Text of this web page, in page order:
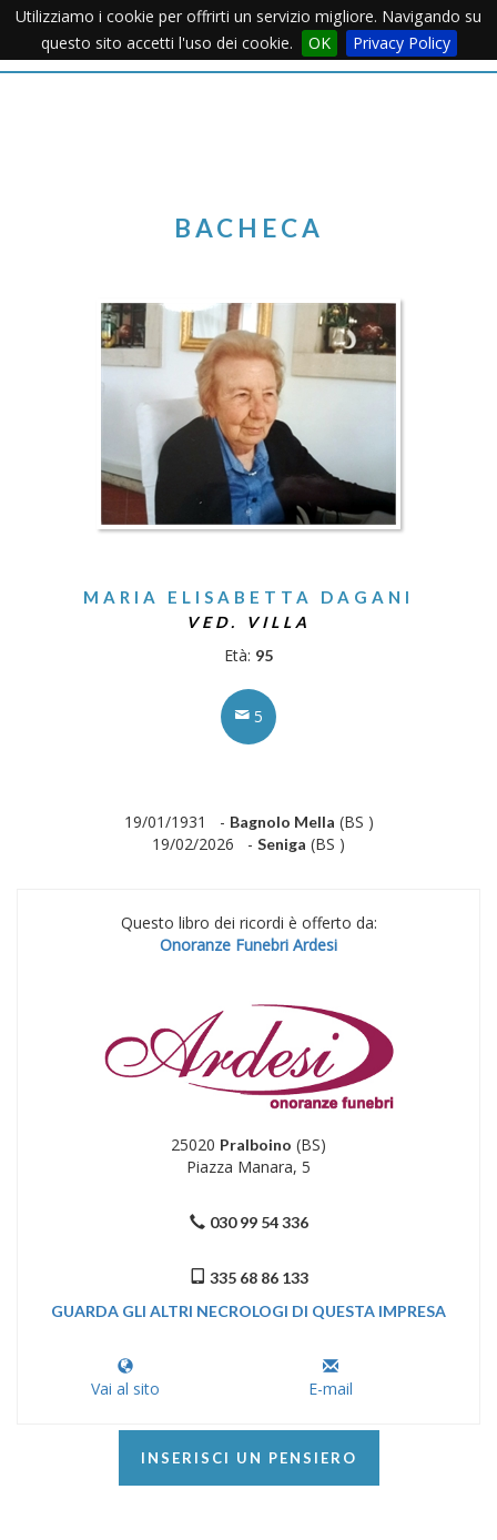
Utilizziamo i cookie per offrirti un servizio migliore. Navigando su
questo sito accetti l'uso dei cookie.
OK Privacy PolicyMenu
BACHECA
MARIA ELISABETTA DAGANI
VED. VILLA
Età: 95
5
19/01/1931 - Bagnolo Mella (BS )
19/02/2026 - Seniga (BS )
Questo libro dei ricordi è offerto da:
Onoranze Funebri Ardesi
25020 Pralboino (BS)
Piazza Manara, 5
030 99 54 336
335 68 86 133
GUARDA GLI ALTRI NECROLOGI DI QUESTA IMPRESA
Vai al sito E-mail
INSERISCI UN PENSIERO